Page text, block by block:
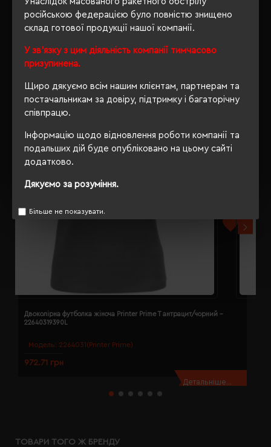
російською федерацією було повністю знищено
склад готової продукції нашої компанії.
У зв'язку з цим діяльність компанії тимчасово
призупинена.
Щиро дякуємо всім нашим клієнтам, партнерам та
постачальникам за довіру, підтримку і багаторічну
співпрацю.
Інформацію щодо відновлення роботи компанії та
подальших дій буде опубліковано на цьому сайті
додатково.
Дякуємо за розуміння.
Більше не показувати.
РЕКОМЕНДУЄМО
Модель: 2264031(Printer Prime)
Двоколірна футболка жіноча Printer Prime T антрацит/чорний -
22640319390L
972.71 грн
Детальніше...
ТОВАРИ ТОГО Ж БРЕНДУ